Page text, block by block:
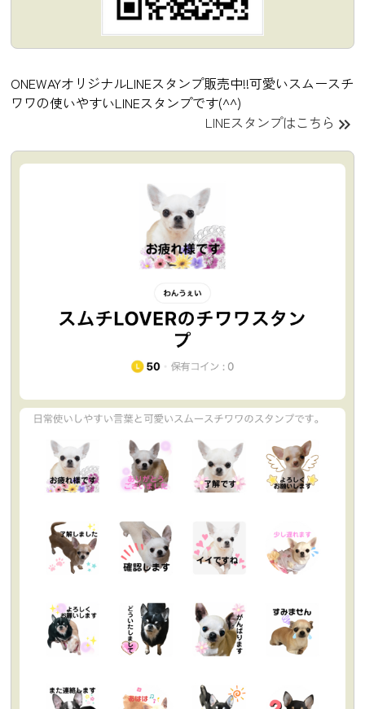
ONEWAYオリジナルLINEスタンプ販売中!!可愛いスムースチ
ワワの使いやすいLINEスタンプです(^^)
LINEスタンプはこちら keyboard_double_arrow_right